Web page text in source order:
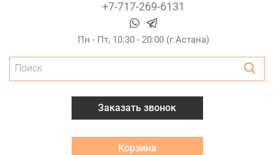
+7-717-269-6131
Пн - Пт, 10:30 - 20:00 (г.Астана)
Поиск
Заказать звонок
Корзина